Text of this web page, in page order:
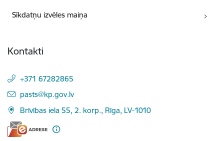
Sīkdatņu izvēles maiņa
Kontakti
+371 67282865
E-pasts:
pasts@kp.gov.lv
Brīvības iela 55, 2. korp., Rīga, LV-1010